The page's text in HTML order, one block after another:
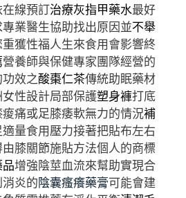
線預訂治療灰指甲藥水最好
業醫生協助找出原因並不舉
獲性福人生來食用會影響終
營養師與保健專家團隊經營的
效之酸棗仁茶傳統助眠藥材
性設計局部保護塑身褲打底
痛或足膝痿軟無力的情況補
量食用壓力接著把貼布左右
由膝關節施貼方法個人的商標
增強陰莖血流來幫助實現合
炎的陰囊瘙癢藥膏可能會建